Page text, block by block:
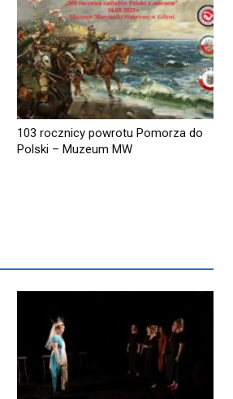
103 rocznicy powrotu Pomorza do
Polski – Muzeum MW